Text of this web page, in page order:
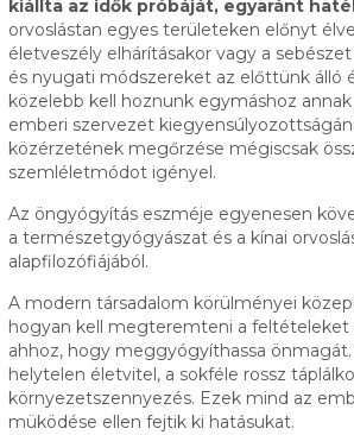
kiállta az idők próbáját, egyaránt
orvoslástan egyes területeken előnyt
életveszély elhárításakor vagy a
és nyugati módszereket az előttünk álló
közelebb kell hoznunk egymáshoz
emberi szervezet
közérzetének megőrzése mégiscsak
szemléletmódot igényel.
Az öngyógyítás eszméje egyenesen
a természetgyógyászat és a kínai
alapfilozófiájából.
A modern társadalom körülményei
hogyan kell megteremteni a feltételeket
ahhoz, hogy meggyógyíthassa
helytelen életvitel, a sokféle rossz
környezetszennyezés. Ezek mind az
müködése ellen fejtik ki hatásukat.